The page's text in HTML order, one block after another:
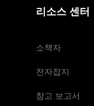
리소스 센터
소책자
전자잡지
참고 보고서